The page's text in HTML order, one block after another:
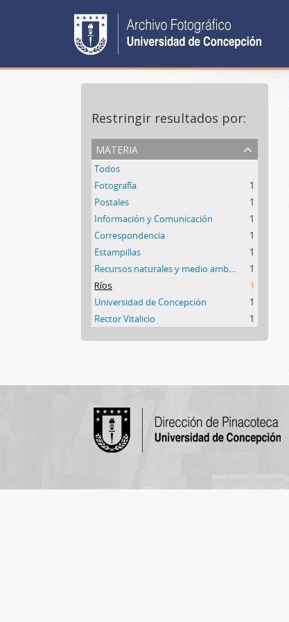
Restringir resultados por:
materia
Todos
Fotografía
1
Postales
1
Información y Comunicación
1
Correspondencia
1
Estampillas
1
Recursos naturales y medio ambiente
1
Ríos
1
Universidad de Concepción
1
Rector Vitalicio
1